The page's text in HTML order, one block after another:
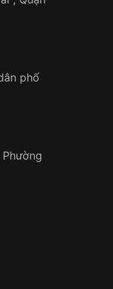
toán trực tiếp
suốt quá
phố